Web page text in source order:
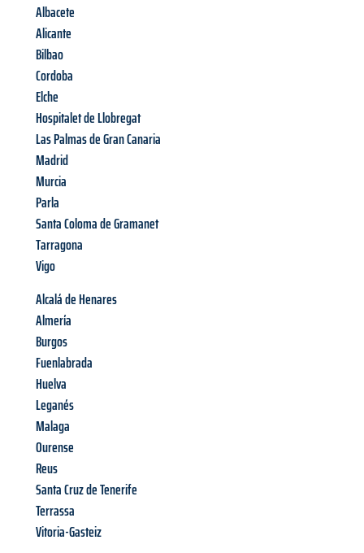
Albacete
Alicante
Bilbao
Cordoba
Elche
Hospitalet de Llobregat
Las Palmas de Gran Canaria
Madrid
Murcia
Parla
Santa Coloma de Gramanet
Tarragona
Vigo
Alcalá de Henares
Almería
Burgos
Fuenlabrada
Huelva
Leganés
Malaga
Ourense
Reus
Santa Cruz de Tenerife
Terrassa
Vitoria-Gasteiz